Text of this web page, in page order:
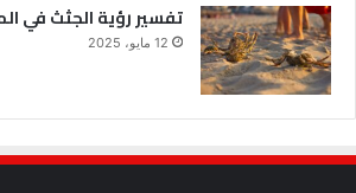
تفسير رؤية الجثث في
12 مايو، 2025